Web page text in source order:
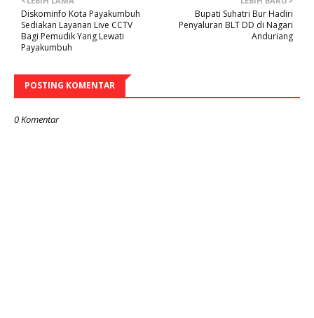
Bupati Suhatri Bur Hadiri
Penyaluran BLT DD di Nagari
Anduriang
Diskominfo Kota Payakumbuh
Sediakan Layanan Live CCTV
Bagi Pemudik Yang Lewati
Payakumbuh
POSTING KOMENTAR
0 Komentar